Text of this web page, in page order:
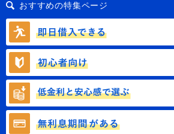
おすすめの特集ページ